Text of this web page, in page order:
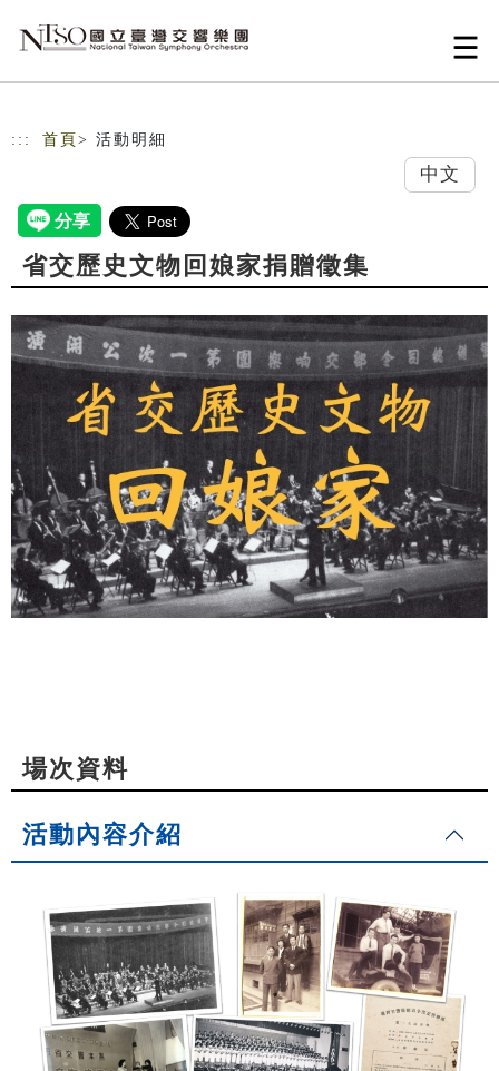
::: 首頁 > 活動明細
中文
省交歷史文物回娘家捐贈徵集
場次資料
活動內容介紹